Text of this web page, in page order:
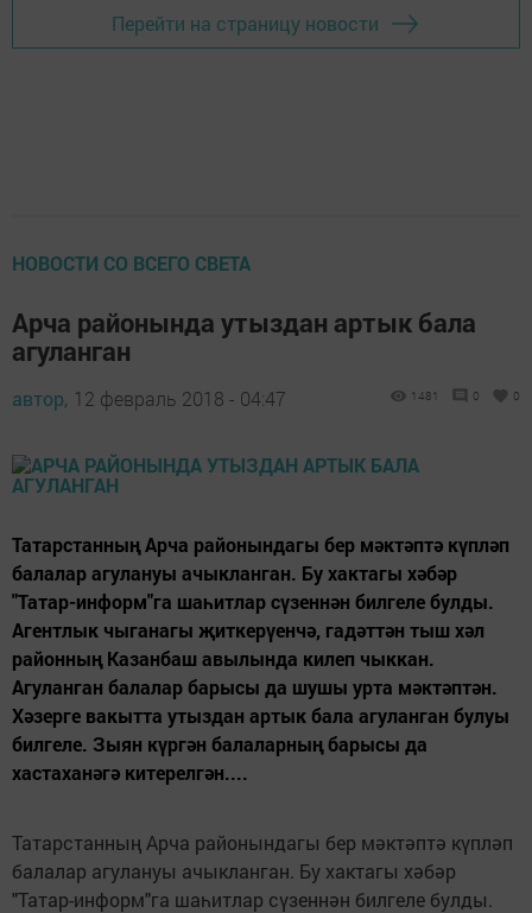
Перейти на страницу новости
НОВОСТИ СО ВСЕГО СВЕТА
Арча районында утыздан артык бала
агуланган
автор, 12 февраль 2018 - 04:47 1481 0 0
Татарстанның Арча районындагы бер мәктәптә күпләп
балалар агулануы ачыкланган. Бу хактагы хәбәр
"Татар-информ"га шаһитлар сүзеннән билгеле булды.
Агентлык чыганагы җиткерүенчә, гадәттән тыш хәл
районның Казанбаш авылында килеп чыккан.
Агуланган балалар барысы да шушы урта мәктәптән.
Хәзерге вакытта утыздан артык бала агуланган булуы
билгеле. Зыян күргән балаларның барысы да
хастаханәгә китерелгән....
Татарстанның Арча районындагы бер мәктәптә күпләп
балалар агулануы ачыкланган. Бу хактагы хәбәр
"Татар-информ"га шаһитлар сүзеннән билгеле булды.